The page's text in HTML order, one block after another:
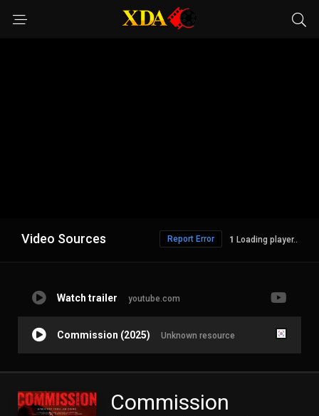
Video Sources Loading player..
Report Error
Watch trailer youtube.com
Commission (2025) Unknown resource
Commission